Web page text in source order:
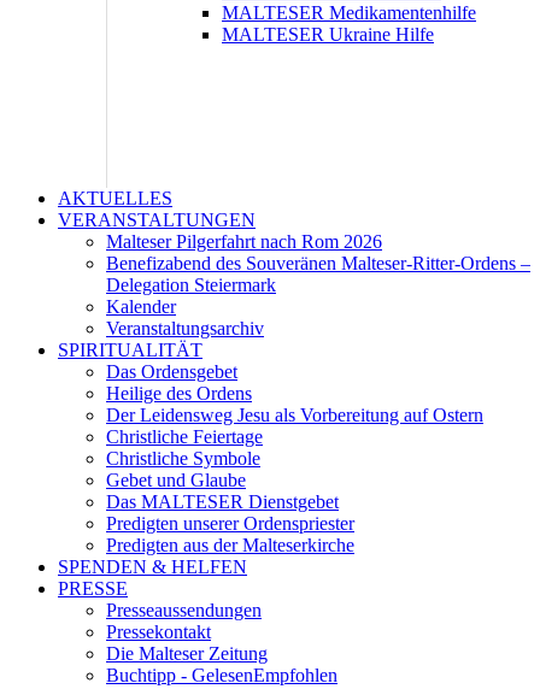
MALTESER Medikamentenhilfe
MALTESER Ukraine Hilfe
AKTUELLES
VERANSTALTUNGEN
Malteser Pilgerfahrt nach Rom 2026
Benefizabend des Souveränen Malteser-Ritter-Ordens –
Delegation Steiermark
Kalender
Veranstaltungsarchiv
SPIRITUALITÄT
Das Ordensgebet
Heilige des Ordens
Der Leidensweg Jesu als Vorbereitung auf Ostern
Christliche Feiertage
Christliche Symbole
Gebet und Glaube
Das MALTESER Dienstgebet
Predigten unserer Ordenspriester
Predigten aus der Malteserkirche
SPENDEN & HELFEN
PRESSE
Presseaussendungen
Pressekontakt
Die Malteser Zeitung
Buchtipp - GelesenEmpfohlen